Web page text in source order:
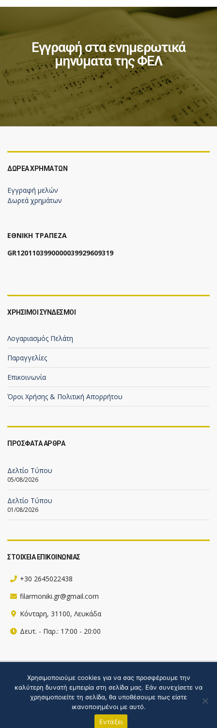
Εγγραφή στα ενημερωτικά
μηνύματα της ΦΕΛ
ΔΩΡΕΆ ΧΡΗΜΆΤΩΝ
Εγγραφή μελών
Δωρεά χρημάτων
ΕΘΝΙΚΗ ΤΡΑΠΕΖΑ
GR1201103990000039929609319
ΧΡΗΣΙΜΟΙ ΣΥΝΔΕΣΜΟΙ
Λογαριασμός Πελάτη
Παραγγελίες
Επικοινωνία
Όροι Χρήσης & Πολιτική Απορρήτου
ΠΡΟΣΦΑΤΑ ΑΡΘΡΑ
Δελτίο Τύπου
05/08/2026
Δελτίο Τύπου
01/08/2026
ΣΤΟΙΧΕΙΑ ΕΠΙΚΟΙΝΩΝΙΑΣ
+30 2645022438
filarmoniki.gr@gmail.com
Κόνταρη, 31100, Λευκάδα
Δευτ. - Παρ.: 17:00 - 20:00
Πληροφορίες για την ιστοσελίδα
Hosted by webgate
Χρησιμοποιούμε cookies για να σας προσφέρουμε την
καλύτερη δυνατή εμπειρία στη σελίδα μας. Εάν συνεχίσετε να
χρησιμοποιείτε τη σελίδα, θα υποθέσουμε πως είστε
ικανοποιημένοι με αυτό.
Εντάξει